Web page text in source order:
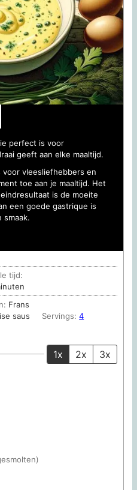
perfect is voor
geeft aan elke maaltijd.
voor vleesliefhebbers en
toe aan je maaltijd. Het
is de moeite
een goede gastrique is
smaak.
tijd:
Frans
saus Servings:4
1x 2x 3x